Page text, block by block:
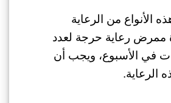
الأنواع من الرعاية
ممرض رعاية حرجة لعدد
في الأسبوع، ويجب أن
الرعاية.